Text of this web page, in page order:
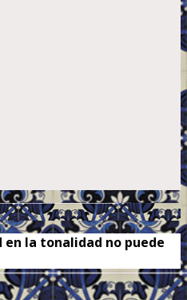
la tonalidad no puede